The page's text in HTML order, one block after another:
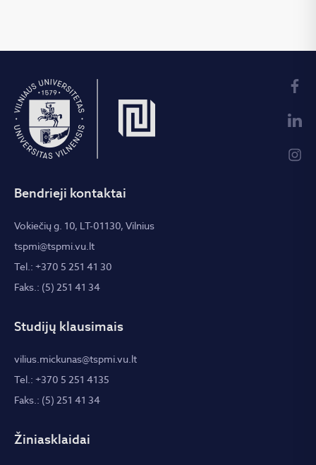
Bendrieji kontaktai
Vokiečių g. 10, LT-01130, Vilnius
tspmi@tspmi.vu.lt
Tel.: +370 5 251 41 30
Faks.: (5) 251 41 34
Studijų klausimais
vilius.mickunas@tspmi.vu.lt
Tel.: +370 5 251 4135
Faks.: (5) 251 41 34
Žiniasklaidai